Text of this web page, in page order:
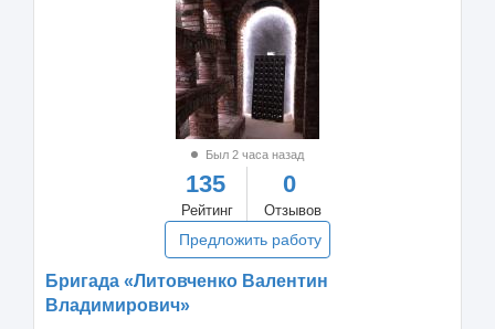
Был 2 часа назад
135
Рейтинг
0
Отзывов
Предложить работу
Бригада «Литовченко Валентин
Владимирович»